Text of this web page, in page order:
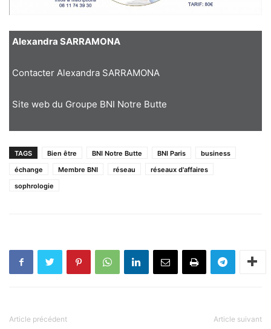
Alexandra SARRAMONA
Contacter Alexandra SARRAMONA
Site web du Groupe BNI Notre Butte
TAGS Bien être BNI Notre Butte BNI Paris
business
échange
Membre BNI réseau
réseaux d'affaires
sophrologie
Article précédent Article suivant